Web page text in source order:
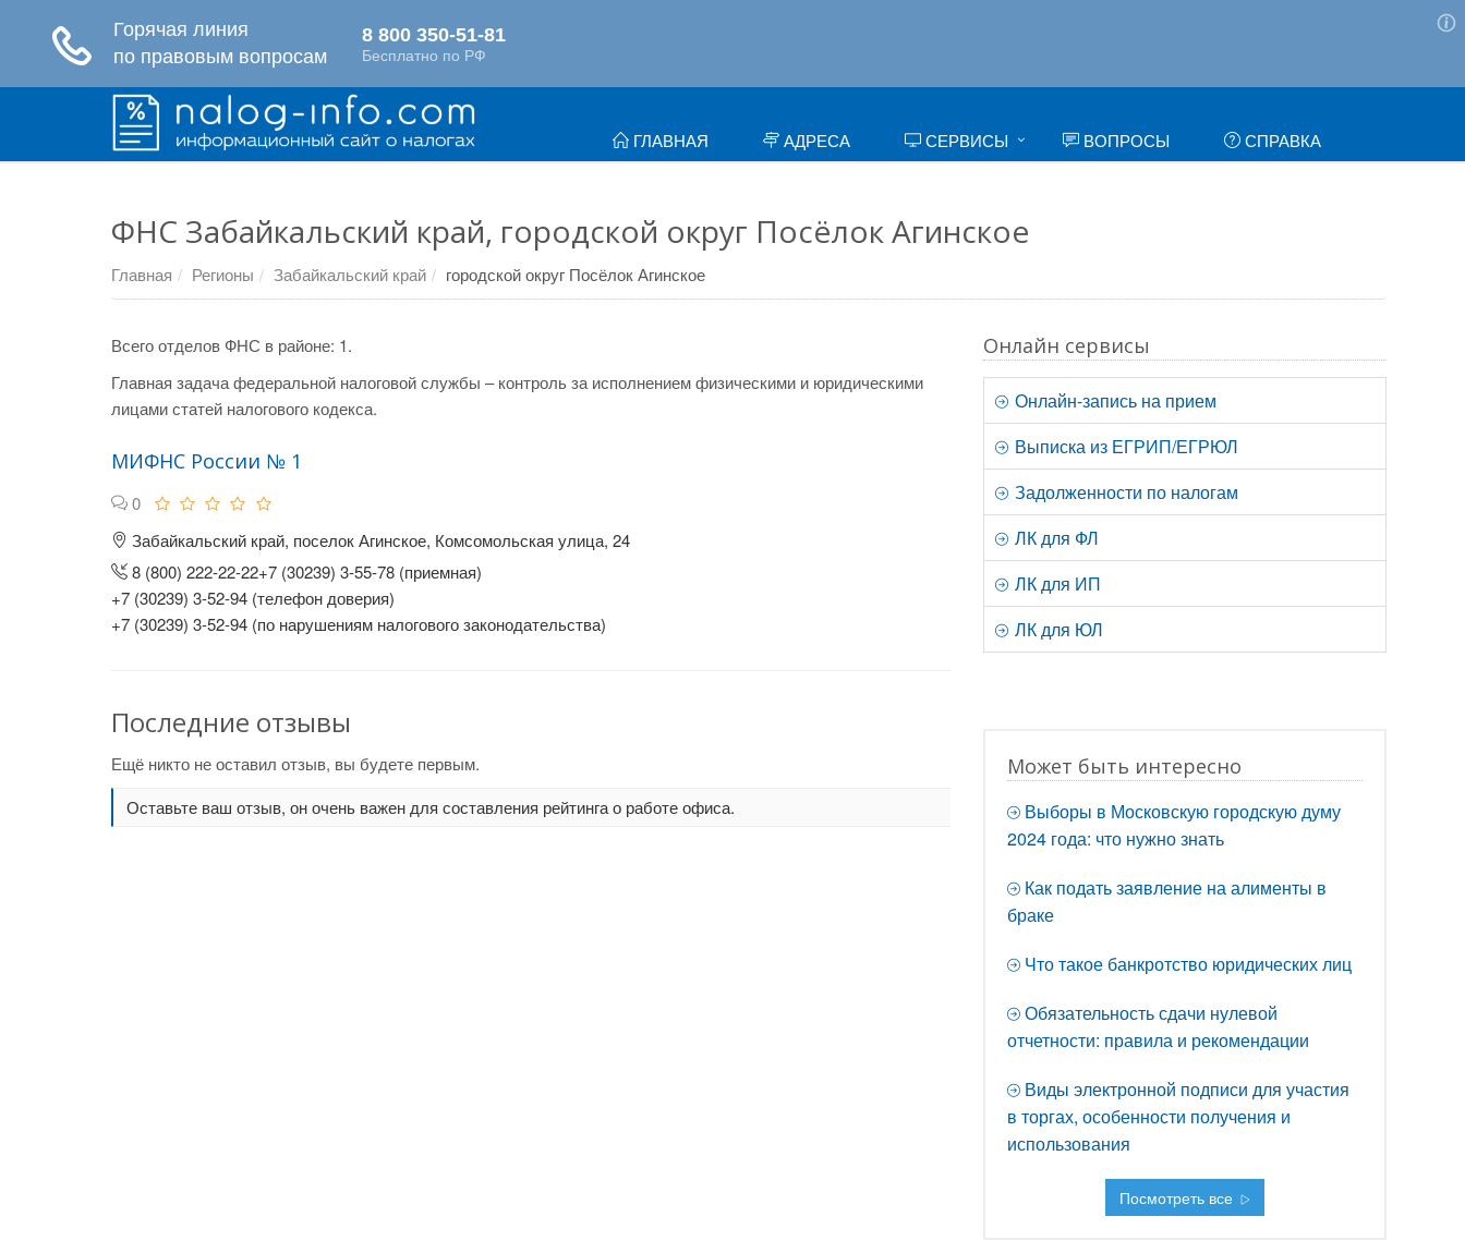
ГЛАВНАЯ АДРЕСА СЕРВИСЫ ВОПРОСЫ СПРАВКА
ФНС Забайкальский край, городской округ Посёлок Агинское
Главная Регионы Забайкальский край городской округ Посёлок Агинское
Всего отделов ФНС в районе: 1.
Главная задача федеральной налоговой службы – контроль за исполнением физическими и юридическими
лицами статей налогового кодекса.
МИФНС России № 1
0
Забайкальский край, поселок Агинское, Комсомольская улица, 24
8 (800) 222-22-22+7 (30239) 3-55-78 (приемная)
+7 (30239) 3-52-94 (телефон доверия)
+7 (30239) 3-52-94 (по нарушениям налогового законодательства)
Последние отзывы
Ещё никто не оставил отзыв, вы будете первым.
Оставьте ваш отзыв, он очень важен для составления рейтинга о работе офиса.
Онлайн сервисы
Онлайн-запись на прием
Выписка из ЕГРИП/ЕГРЮЛ
Задолженности по налогам
ЛК для ФЛ
ЛК для ИП
ЛК для ЮЛ
Может быть интересно
Выборы в Московскую городскую думу
2024 года: что нужно знать
Как подать заявление на алименты в
браке
Что такое банкротство юридических лиц
Обязательность сдачи нулевой
отчетности: правила и рекомендации
Виды электронной подписи для участия
в торгах, особенности получения и
использования
Посмотреть все